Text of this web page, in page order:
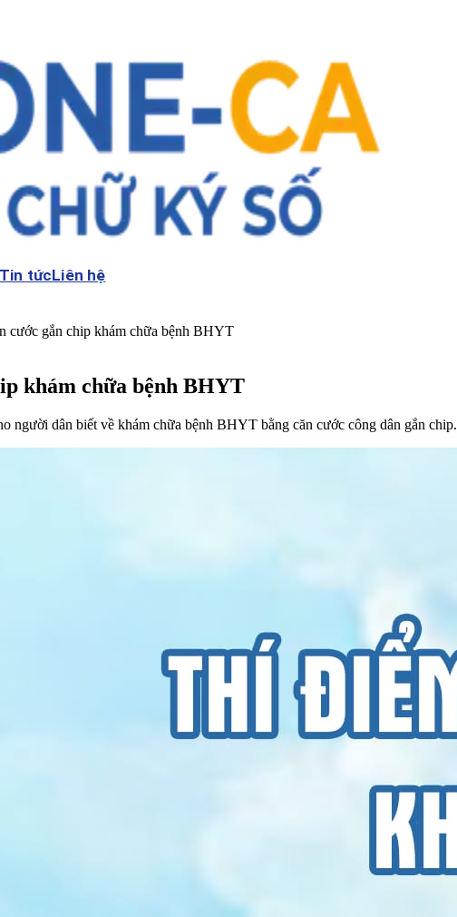
Tin tứcLiên hệ
cước gắn chip khám chữa bệnh BHYT
khám chữa bệnh BHYT
người dân biết về khám chữa bệnh BHYT bằng căn cước công dân gắn chip.